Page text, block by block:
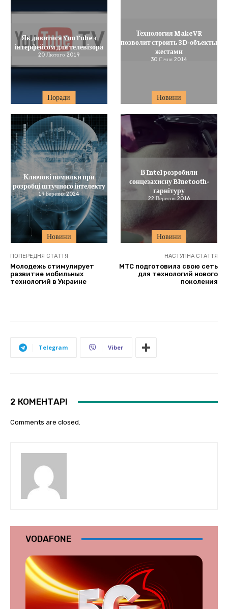
Поради
Як дивитися YouTube з
інтерфейсом для телевізора
20 Лютого 2019
Новини
Технология MakeVR
позволит строить 3D-объекты
жестами
30 Січня 2014
Новини
Ключові помилки при
розробці штучного інтелекту
19 Березня 2024
Новини
В Intel розробили
сонцезахисну Bluetooth-
гарнітуру
22 Вересня 2016
ПОПЕРЕДНЯ СТАТТЯ
Молодежь стимулирует
развитие мобильных
технологий в Украине
НАСТУПНА СТАТТЯ
МТС подготовила свою сеть
для технологий нового
поколения
Telegram Viber
2 КОМЕНТАРІ
Comments are closed.
VODAFONE